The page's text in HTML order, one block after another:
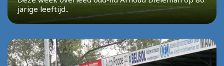
jarige leeftijd..